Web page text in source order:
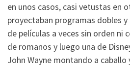
en unos casos, casi vetustas en
proyectaban programas dobles
de películas a veces sin orden ni
de romanos y luego una de
John Wayne montando a caballo